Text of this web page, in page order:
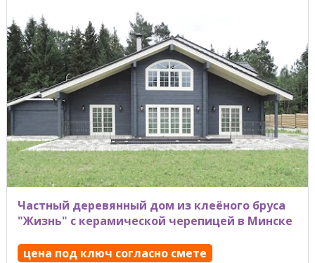
Частный деревянный дом из клеёного бруса
"Жизнь" с керамической черепицей в Минске
цена под ключ согласно смете